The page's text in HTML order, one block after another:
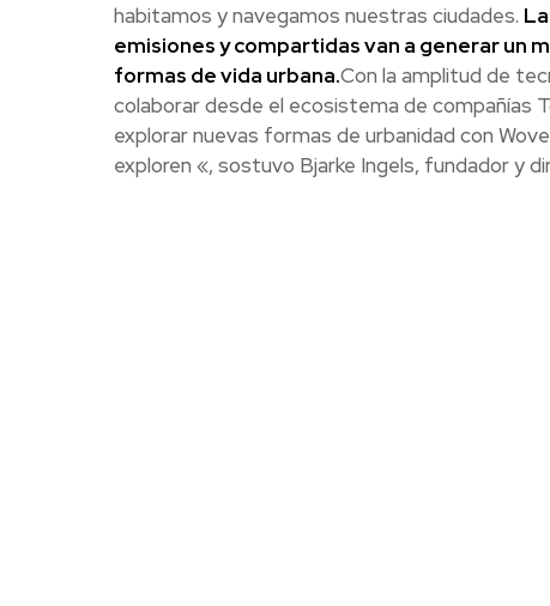
habitamos y navegamos nuestras ciudades.
emisiones y compartidas van a generar un
formas de vida urbana.Con la amplitud de
colaborar desde el ecosistema de compañías
explorar nuevas formas de urbanidad con
exploren «, sostuvo Bjarke Ingels, fundador y